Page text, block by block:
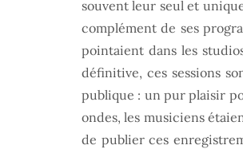
souvent leur seul et
complément de ses
pointaient dans les
définitive, ces sessions
publique : un pur plaisir
ondes, les musiciens
de publier ces